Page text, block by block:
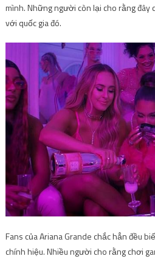
mình. Những người còn lại cho rằng đây
với quốc gia đó.
Fans của Ariana Grande chắc hẳn đều
chính hiệu. Nhiều người cho rằng chơi